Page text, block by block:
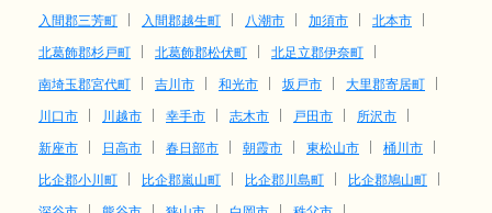
入間郡三芳町
入間郡越生町 八潮市 加須市
北本市
北葛飾郡杉戸町
北葛飾郡松伏町
北足立郡伊奈町
南埼玉郡宮代町
吉川市 和光市 坂戸市
大里郡寄居町
川口市
川越市 幸手市 志木市 戸田市
所沢市
新座市
日高市 春日部市 朝霞市 東松山市
桶川市
比企郡小川町
比企郡嵐山町 比企郡川島町
比企郡鳩山町